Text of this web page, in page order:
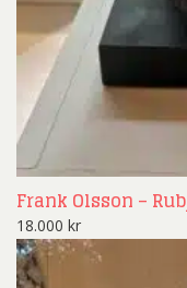
Frank Olsson –
18.000 kr